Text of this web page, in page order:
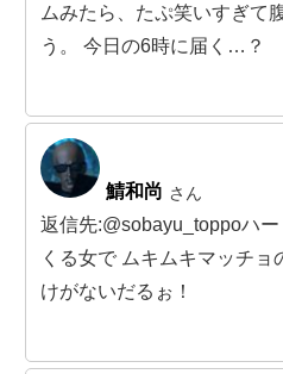
ムみたら、たぷ笑いすぎて
う。 今日の6時に届く…？
鯖和尚 さん
返信先:@sobayu_toppoハ
くる女で ムキムキマッチ
けがないだるぉ！